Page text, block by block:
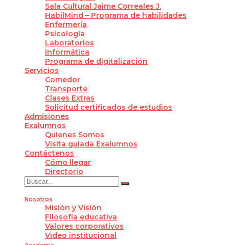
Sala Cultural Jaime Correales J.
HabilMind – Programa de habilidades
Enfermería
Psicología
Laboratorios
Informática
Programa de digitalización
Servicios
Comedor
Transporte
Clases Extras
Solicitud certificados de estudios
Admisiones
Exalumnos
Quienes Somos
Visita guiada Exalumnos
Contáctenos
Cómo llegar
Directorio
Nosotros
Misión y Visión
Filosofía educativa
Valores corporativos
Video institucional